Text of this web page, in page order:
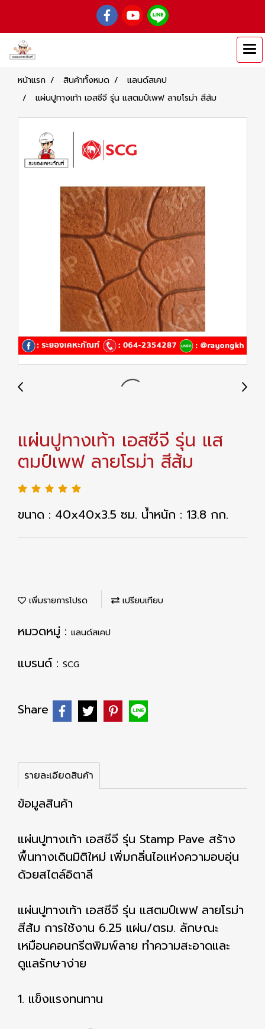
หน้าแรก สินค้าทั้งหมด
แลนด์สเคป
แผ่นปูทางเท้า เอสซีจี รุ่น แสตมป์เพฟ ลายโรม่า สีส้ม
แผ่นปูทางเท้า เอสซีจี รุ่น แส
ตมป์เพฟ ลายโรม่า สีส้ม
ขนาด : 40x40x3.5 ซม. น้ำหนัก : 13.8 กก.
เพิ่มรายการโปรด เปรียบเทียบ
หมวดหมู่ : แลนด์สเคป
แบรนด์ : SCG
Share
รายละเอียดสินค้า
ข้อมูลสินค้า
แผ่นปูทางเท้า เอสซีจี รุ่น Stamp Pave สร้าง
พื้นทางเดินมิติใหม่ เพิ่มกลิ่นไอแห่งความอบอุ่น
ด้วยสไตล์อิตาลี
แผ่นปูทางเท้า เอสซีจี รุ่น แสตมป์เพฟ ลายโรม่า
สีส้ม การใช้งาน 6.25 แผ่น/ตรม. ลักษณะ
เหมือนคอนกรีตพิมพ์ลาย ทำความสะอาดและ
ดูแลรักษาง่าย
1. แข็งแรงทนทาน